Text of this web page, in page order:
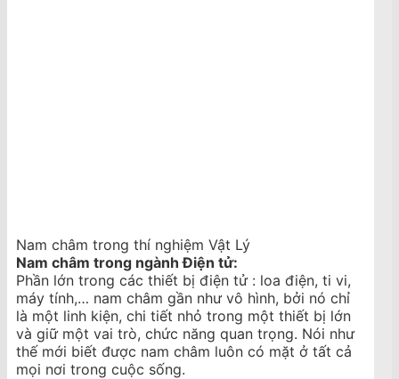
Nam châm trong thí nghiệm Vật Lý
Nam châm trong ngành Điện tử:
Phần lớn trong các thiết bị điện tử : loa điện, ti vi,
máy tính,… nam châm gần như vô hình, bởi nó chỉ
là một linh kiện, chi tiết nhỏ trong một thiết bị lớn
và giữ một vai trò, chức năng quan trọng. Nói như
thế mới biết được nam châm luôn có mặt ở tất cả
mọi nơi trong cuộc sống.